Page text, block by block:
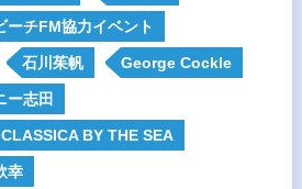
ーチFM協力イベント
石川茱帆 George Cockle
ー志田
BY THE SEA
幸